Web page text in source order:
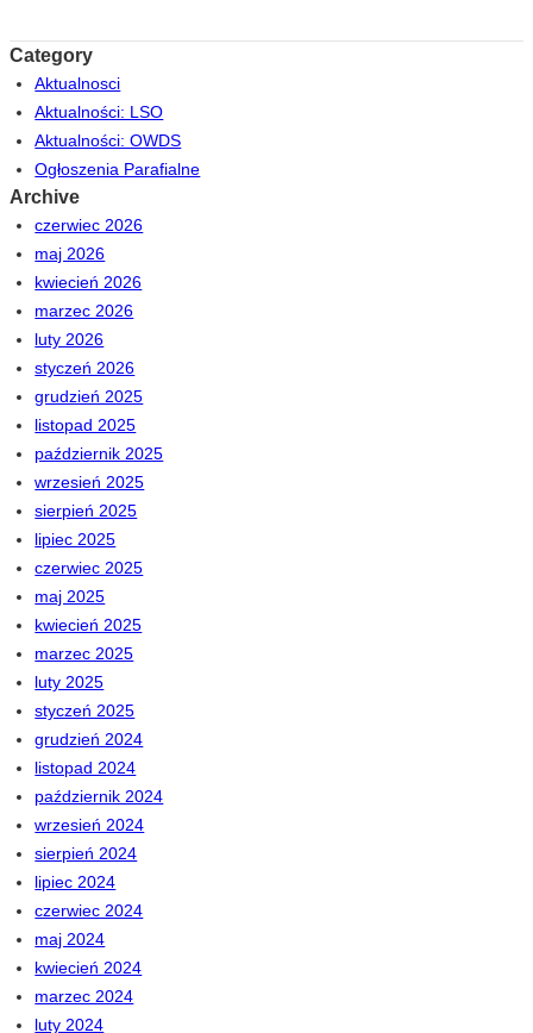
Category
Aktualnosci
Aktualności: LSO
Aktualności: OWDS
Ogłoszenia Parafialne
Archive
czerwiec 2026
maj 2026
kwiecień 2026
marzec 2026
luty 2026
styczeń 2026
grudzień 2025
listopad 2025
październik 2025
wrzesień 2025
sierpień 2025
lipiec 2025
czerwiec 2025
maj 2025
kwiecień 2025
marzec 2025
luty 2025
styczeń 2025
grudzień 2024
listopad 2024
październik 2024
wrzesień 2024
sierpień 2024
lipiec 2024
czerwiec 2024
maj 2024
kwiecień 2024
marzec 2024
luty 2024